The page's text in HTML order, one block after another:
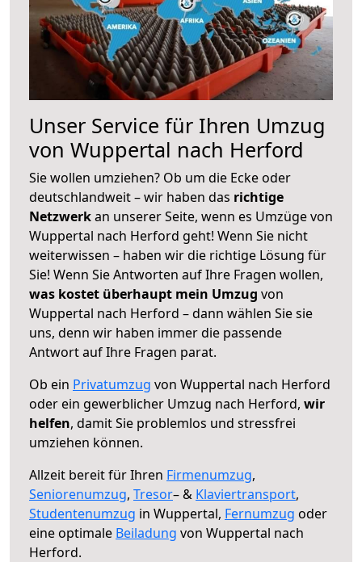
Unser Service für Ihren Umzug
von Wuppertal nach Herford
Sie wollen umziehen? Ob um die Ecke oder
deutschlandweit – wir haben das richtige
Netzwerkan unserer Seite, wenn es Umzüge von
Wuppertal nach Herford geht! Wenn Sie nicht
weiterwissen – haben wir die richtige Lösung für
Sie! Wenn Sie Antworten auf Ihre Fragen wollen,
was kostet überhaupt mein Umzug von
Wuppertal nach Herford – dann wählen Sie sie
uns, denn wir haben immer die passende
Antwort auf Ihre Fragen parat.
Ob ein Privatumzug von Wuppertal nach Herford
oder ein gewerblicher Umzug nach Herford, wir
helfen, damit Sie problemlos und stressfrei
umziehen können.
Allzeit bereit für Ihren Firmenumzug,
Seniorenumzug, Tresor– & Klaviertransport,
Studentenumzug in Wuppertal, Fernumzug oder
eine optimale Beiladung von Wuppertal nach
Herford.